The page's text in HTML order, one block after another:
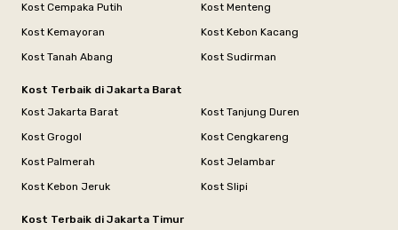
Kost Cempaka Putih
Kost Menteng
Kost Kemayoran
Kost Kebon Kacang
Kost Tanah Abang
Kost Sudirman
Kost Terbaik di Jakarta Barat
Kost Jakarta Barat
Kost Tanjung Duren
Kost Grogol
Kost Cengkareng
Kost Palmerah
Kost Jelambar
Kost Kebon Jeruk
Kost Slipi
Kost Terbaik di Jakarta Timur